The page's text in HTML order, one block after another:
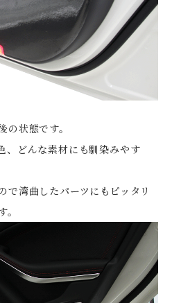
状態です。
、どんな素材にも馴染みやす
で湾曲したパーツにもピッタリ